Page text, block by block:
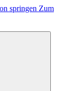
springen Zum